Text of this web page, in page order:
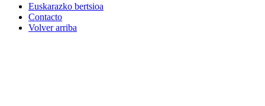
Euskarazko bertsioa
Contacto
Volver arriba